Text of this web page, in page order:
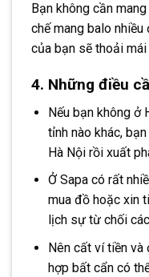
Bạn không cần
chế mang balo
của bạn sẽ thoải mái
4. Những điều
Nếu bạn không ở
tỉnh nào khác,
Hà Nội rồi xuất
Ở Sapa có rất
mua đồ hoặc xin
lịch sự từ chối
Nên cất ví tiền
hợp bất cẩn có